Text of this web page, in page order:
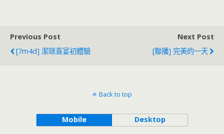
o
k
e
n
Previous Post
[7m4d] 潔咪喜宴初體驗
Next Post
[聯播] 完美的一天
Back to top
Mobile Desktop